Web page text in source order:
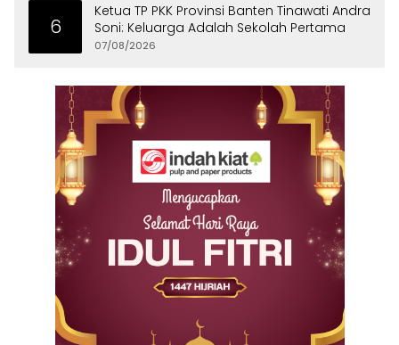
6
Ketua TP PKK Provinsi Banten Tinawati Andra
Soni: Keluarga Adalah Sekolah Pertama
07/08/2026